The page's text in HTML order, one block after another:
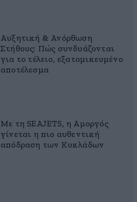
Αυξητική & Ανόρθωση
Στήθους: Πώς συνδυάζονται
για το τέλειο, εξατομικευμένο
αποτέλεσμα
Με τη SEAJETS, η Αμοργός
γίνεται η πιο αυθεντική
απόδραση των Κυκλάδων